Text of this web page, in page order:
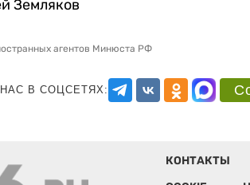
Земляков
агентов Минюста РФ
В СОЦСЕТЯХ:
КОНТАКТЫ